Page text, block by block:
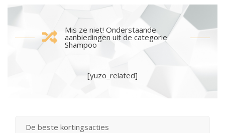
Mis ze niet! Onderstaande
aanbiedingen uit de categorie
Shampoo
[yuzo_related]
De beste kortingsacties